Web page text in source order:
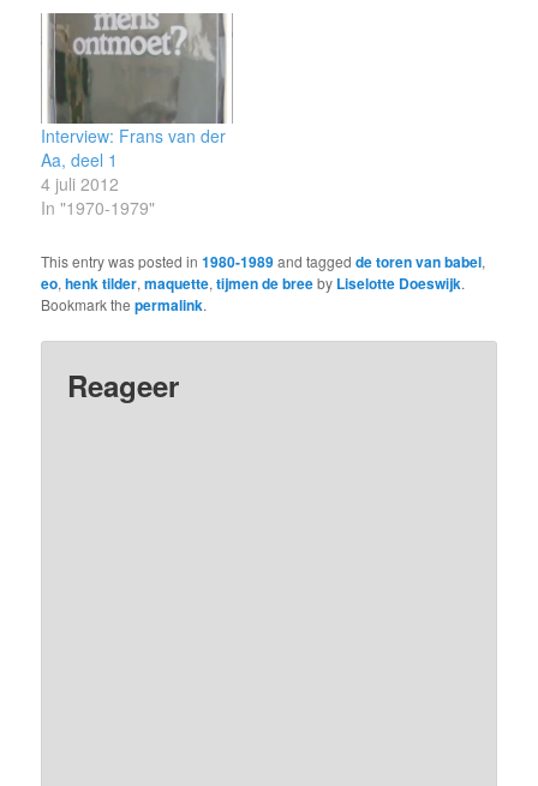
Interview: Frans van der
Aa, deel 1
4 juli 2012
In "1970-1979"
This entry was posted in1980-1989and taggedde toren van babel,
eo,henk tilder,maquette,tijmen de breeby Liselotte Doeswijk.
Bookmark thepermalink.
Reageer